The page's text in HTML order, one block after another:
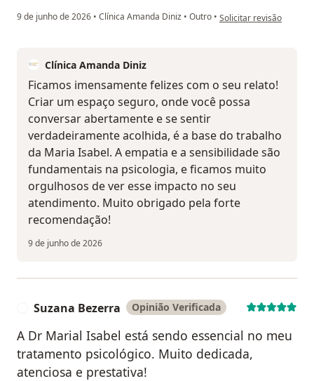
9 de junho de 2026 • Clínica Amanda Diniz • Outro • na opinião do utilizador
Solicitar revisão
Clínica Amanda Diniz
Ficamos imensamente felizes com o seu relato!
Criar um espaço seguro, onde você possa
conversar abertamente e se sentir
verdadeiramente acolhida, é a base do trabalho
da Maria Isabel. A empatia e a sensibilidade são
fundamentais na psicologia, e ficamos muito
orgulhosos de ver esse impacto no seu
atendimento. Muito obrigado pela forte
recomendação!
9 de junho de 2026
Suzana Bezerra Opinião Verificada
A Dr Marial Isabel está sendo essencial no meu
tratamento psicológico. Muito dedicada,
atenciosa e prestativa!